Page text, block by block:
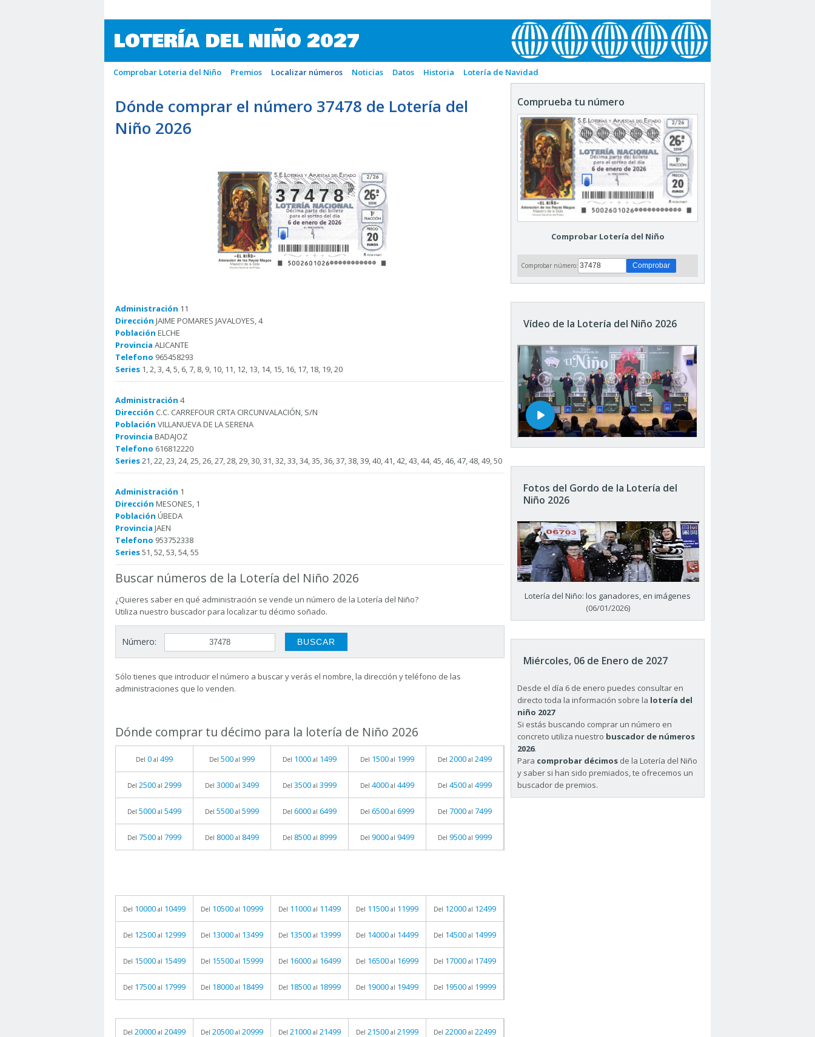
LOTERÍA DEL NIÑO 2027
Comprobar Loteria del Niño Premios Localizar números Noticias Datos Historia Lotería de Navidad
Dónde comprar el número 37478 de Lotería del
Niño 2026
37478
Administración 11
Dirección JAIME POMARES JAVALOYES, 4
Población ELCHE
Provincia ALICANTE
Telefono 965458293
Series 1, 2, 3, 4, 5, 6, 7, 8, 9, 10, 11, 12, 13, 14, 15, 16, 17, 18, 19, 20
Administración 4
Dirección C.C. CARREFOUR CRTA CIRCUNVALACIÓN, S/N
Población VILLANUEVA DE LA SERENA
Provincia BADAJOZ
Telefono 616812220
Series21, 22, 23, 24, 25, 26, 27, 28, 29, 30, 31, 32, 33, 34, 35, 36, 37, 38, 39, 40, 41, 42, 43, 44, 45, 46, 47, 48, 49, 50
Administración 1
Dirección MESONES, 1
Población ÚBEDA
Provincia JAEN
Telefono 953752338
Series51, 52, 53, 54, 55
Buscar números de la Lotería del Niño 2026
¿Quieres saber en qué administración se vende un número de la Lotería del Niño?
Utiliza nuestro buscador para localizar tu décimo soñado.
Número:
Sólo tienes que introducir el número a buscar y verás el nombre, la dirección y teléfono de las
administraciones que lo venden.
Dónde comprar tu décimo para la lotería de Niño 2026
Del 0 al 499 Del 500 al 999 Del 1000 al 1499 Del 1500 al 1999 Del 2000 al 2499
Del 2500 al 2999 Del 3000 al 3499 Del 3500 al 3999 Del 4000 al 4499 Del 4500 al 4999
Del 5000 al 5499 Del 5500 al 5999 Del 6000 al 6499 Del 6500 al 6999 Del 7000 al 7499
Del 7500 al 7999 Del 8000 al 8499 Del 8500 al 8999 Del 9000 al 9499 Del 9500 al 9999
Del 10000 al 10499 Del 10500 al 10999 Del 11000 al 11499 Del 11500 al 11999 Del 12000 al 12499
Del 12500 al 12999 Del 13000 al 13499 Del 13500 al 13999 Del 14000 al 14499 Del 14500 al 14999
Del 15000 al 15499 Del 15500 al 15999 Del 16000 al 16499 Del 16500 al 16999 Del 17000 al 17499
Del 17500 al 17999 Del 18000 al 18499 Del 18500 al 18999 Del 19000 al 19499 Del 19500 al 19999
Del 20000 al 20499 Del 20500 al 20999 Del 21000 al 21499 Del 21500 al 21999 Del 22000 al 22499
Comprueba tu número
Comprobar Lotería del Niño
Comprobar número:
Vídeo de la Lotería del Niño 2026
Fotos del Gordo de la Lotería del
Niño 2026
Lotería del Niño: los ganadores, en imágenes
(06/01/2026)
Miércoles, 06 de Enero de 2027
Desde el día 6 de enero puedes consultar en
directo toda la información sobre la lotería del
niño 2027
Si estás buscando comprar un número en
concreto utiliza nuestro buscador de números
2026.
Para comprobar décimos de la Lotería del Niño
y saber si han sido premiados, te ofrecemos un
buscador de premios.